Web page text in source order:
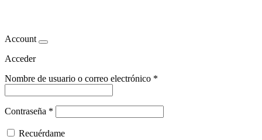
Account
Acceder
Nombre de usuario o correo electrónico *
Contraseña *
Recuérdame